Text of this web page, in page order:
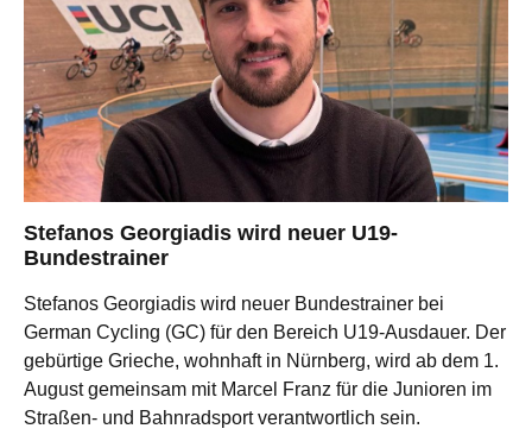
Stefanos Georgiadis wird neuer U19-
Bundestrainer
Stefanos Georgiadis wird neuer Bundestrainer bei
German Cycling (GC) für den Bereich U19-Ausdauer. Der
gebürtige Grieche, wohnhaft in Nürnberg, wird ab dem 1.
August gemeinsam mit Marcel Franz für die Junioren im
Straßen- und Bahnradsport verantwortlich sein.